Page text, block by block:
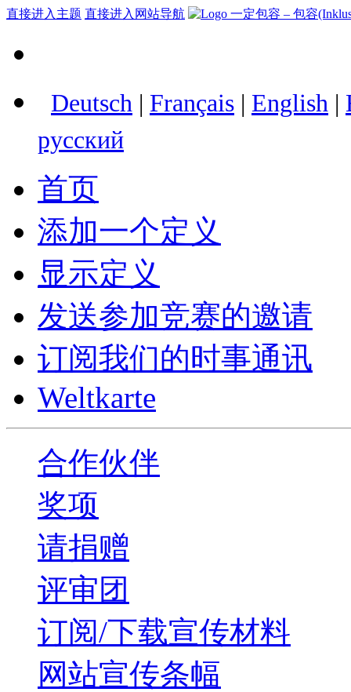
直接进入主题 直接进入网站导航
Deutsch | Français | English |
русский
首页
添加一个定义
显示定义
发送参加竞赛的邀请
订阅我们的时事通讯
Weltkarte
合作伙伴
奖项
请捐赠
评审团
订阅/下载宣传材料
网站宣传条幅